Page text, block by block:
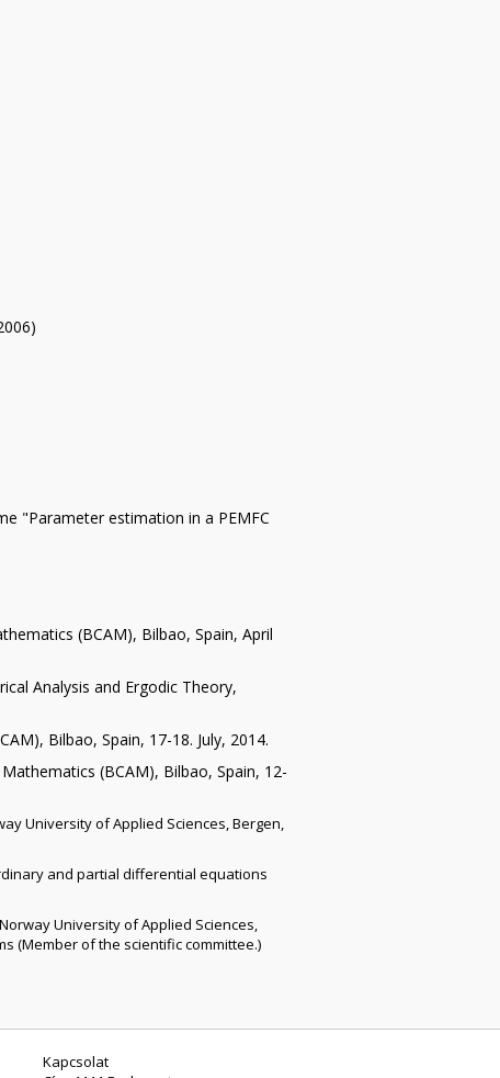
"Parameter estimation in a PEMFC
(BCAM), Bilbao, Spain, April
Analysis and Ergodic Theory,
Bilbao, Spain, 17-18. July, 2014.
(BCAM), Bilbao, Spain, 12-
University of Applied Sciences, Bergen,
and partial differential equations
University of Applied Sciences,
(Member of the scientific committee.)
Kapcsolat